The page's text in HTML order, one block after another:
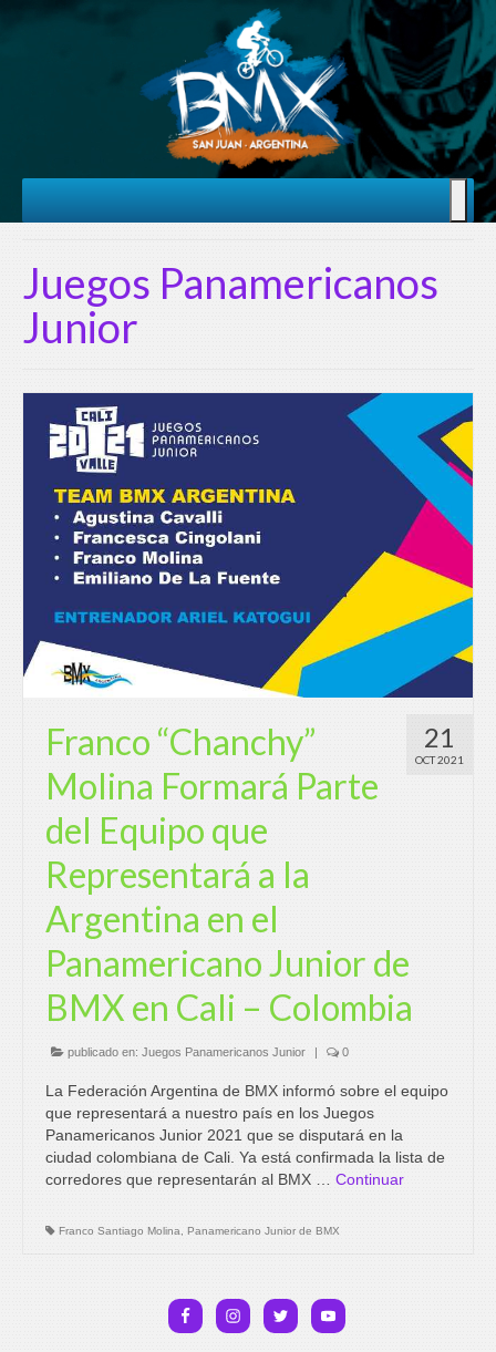
Juegos Panamericanos
Junior
21
OCT 2021
Franco “Chanchy”
Molina Formará Parte
del Equipo que
Representará a la
Argentina en el
Panamericano Junior de
BMX en Cali – Colombia
publicado en: Juegos Panamericanos Junior 0
La Federación Argentina de BMX informó sobre el equipo
que representará a nuestro país en los Juegos
Panamericanos Junior 2021 que se disputará en la
ciudad colombiana de Cali. Ya está confirmada la lista de
corredores que representarán al BMX … Continuar
Franco Santiago Molina, Panamericano Junior de BMX